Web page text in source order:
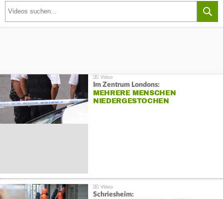
Im Zentrum Londons:
MEHRERE MENSCHEN
NIEDERGESTOCHEN
Schriesheim: